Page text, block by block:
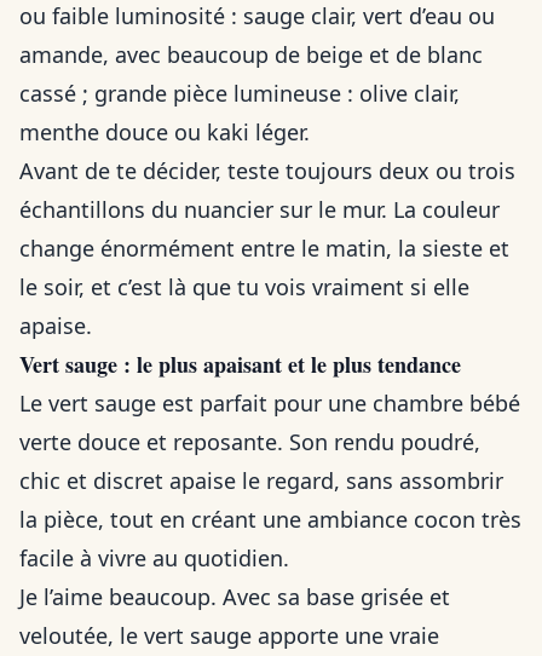
ou faible luminosité : sauge clair, vert d’eau ou
amande, avec beaucoup de beige et de blanc
cassé ; grande pièce lumineuse : olive clair,
menthe douce ou kaki léger.
Avant de te décider, teste toujours deux ou trois
échantillons du nuancier sur le mur. La couleur
change énormément entre le matin, la sieste et
le soir, et c’est là que tu vois vraiment si elle
apaise.
Vert sauge : le plus apaisant et le plus tendance
Le vert sauge est parfait pour une chambre bébé
verte douce et reposante. Son rendu poudré,
chic et discret apaise le regard, sans assombrir
la pièce, tout en créant une ambiance cocon très
facile à vivre au quotidien.
Je l’aime beaucoup. Avec sa base grisée et
veloutée, le vert sauge apporte une vraie